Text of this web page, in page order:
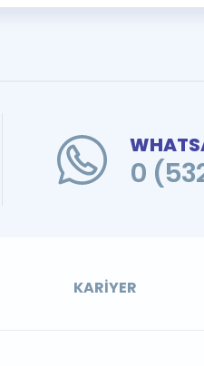
0
KARIYER